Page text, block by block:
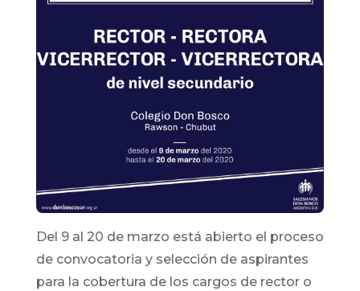
Del 9 al 20 de marzo está abierto el proceso
de convocatoria y selección de aspirantes
para la cobertura de los cargos de rector o